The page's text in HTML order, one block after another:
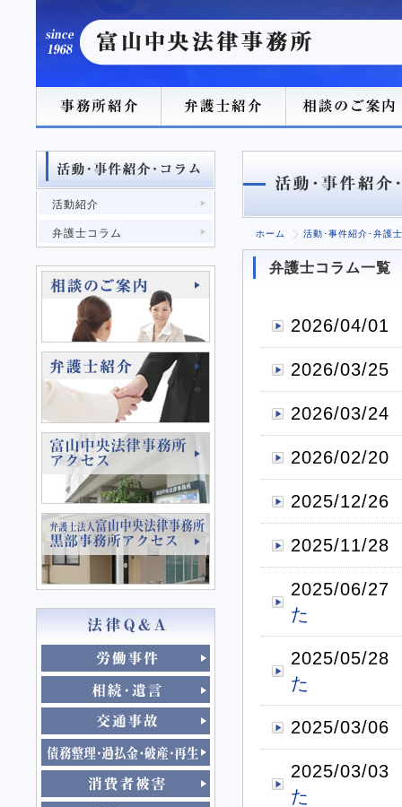
ホーム 活動･事件紹介･弁護
弁護士コラム一覧
2026/04/01
2026/03/25
2026/03/24
2026/02/20
2025/12/26
2025/11/28
2025/06/27
た
2025/05/28
た
2025/03/06
2025/03/03
た
活動紹介
弁護士コラム